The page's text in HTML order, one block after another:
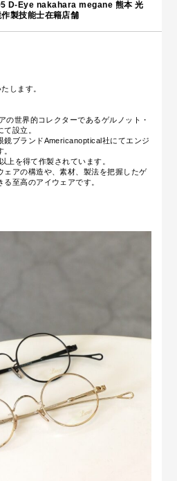
D-Eye nakahara megane 熊本 光
製技能士在籍店舗
します。
の世界的コレクターであるゲルノット・
設立。
鏡ブランドAmericanoptical社にてエンジ
上を得て作製されています。
ェアの構造や、素材、製法を把握したゲ
至高のアイウェアです。